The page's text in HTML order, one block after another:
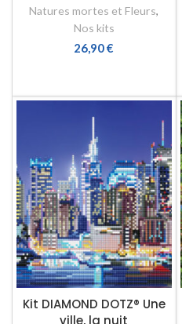
Natures mortes et Fleurs,
Nos kits
26,90€
Kit DIAMOND DOTZ® Une